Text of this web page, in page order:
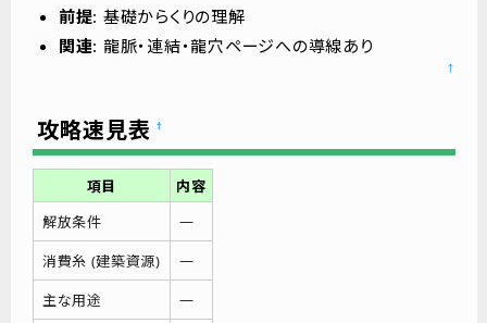
前提: 基礎からくりの理解
関連: 龍脈・連結・龍穴ページへの導線あり
↑
攻略速見表 †
項目
内容
解放条件
—
消費糸 (建築資源) —
主な用途 —